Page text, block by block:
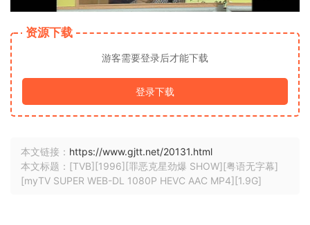
资源下载
游客需要登录后才能下载
登录下载
本文链接： https://www.gjtt.net/20131.html
本文标题：[TVB][1996][罪恶克星劲爆 SHOW][粤语无字幕]
[myTV SUPER WEB-DL 1080P HEVC AAC MP4][1.9G]